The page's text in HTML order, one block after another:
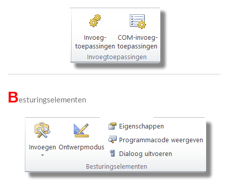
Besturingselementen